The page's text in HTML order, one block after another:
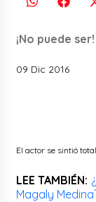
¡No puede ser!
09 Dic 2016
El actor se sintió
LEE TAMBIÉN:
Magaly